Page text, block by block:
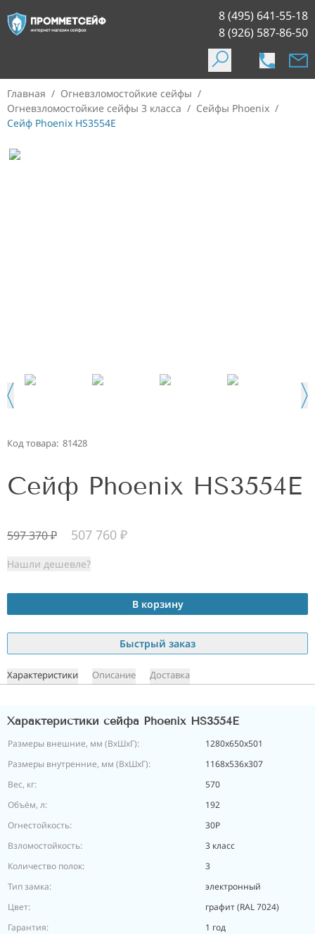
8 (495) 641-55-18
8 (926) 587-86-50
Главная / Огневзломостойкие сейфы /
Огневзломостойкие сейфы 3 класса / Сейфы Phoenix /
Сейф Phoenix HS3554E
Код товара: 81428
Сейф Phoenix HS3554E
597 370₽ 507 760 ₽
Нашли дешевле?
В корзину
Быстрый заказ
Характеристики Описание Доставка
Характеристики сейфа Phoenix HS3554E
Размеры внешние, мм (ВхШхГ):
1280x650x501
Размеры внутренние, мм (ВхШхГ):
1168x536x307
Вес, кг:
570
Объём, л:
192
Огнестойкость:
30P
Взломостойкость:
3 класс
Количество полок:
3
Тип замка:
электронный
Цвет:
графит (RAL 7024)
Гарантия:
1 год